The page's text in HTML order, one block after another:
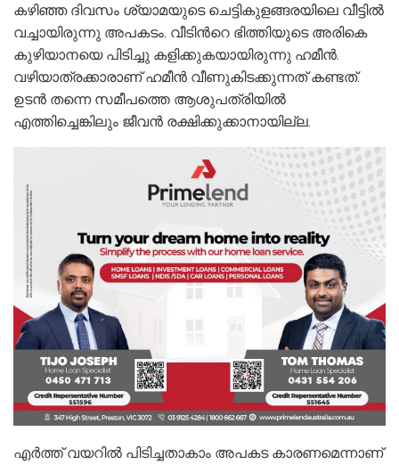
കഴിഞ്ഞ ദിവസം ശ്യാമയുടെ ചെട്ടികുളങ്ങരയിലെ വീട്ടില്‍
വച്ചായിരുന്നു അപകടം. വീടിന്‍റെ ഭിത്തിയുടെ അരികെ
കുഴിയാനയെ പിടിച്ചു കളിക്കുകയായിരുന്നു ഹമീൻ.
വഴിയാത്രക്കാരാണ് ഹമീന്‍ വീണുകിടക്കുന്നത് കണ്ടത്.
ഉടന്‍ തന്നെ സമീപത്തെ ആശുപത്രിയില്‍
എത്തിച്ചെങ്കിലും ജീവന്‍ രക്ഷിക്കുക്കാനായില്ല.
എര്‍ത്ത് വയറില്‍ പിടിച്ചതാകാം അപകട കാരണമെന്നാണ്